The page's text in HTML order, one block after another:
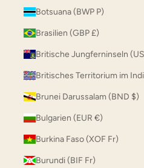
Botsuana (BWP P)
Brasilien (GBP £)
Brunei Darussalam (BND $)
Bulgarien (EUR €)
Burkina Faso (XOF Fr)
Burundi (BIF Fr)